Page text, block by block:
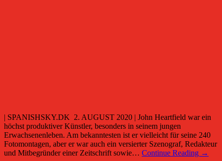
| SPANISHSKY.DK 2. AUGUST 2020 | John Heartfield war ein
höchst produktiver Künstler, besonders in seinem jungen
Erwachsenenleben. Am bekanntesten ist er vielleicht für seine 240
Fotomontagen, aber er war auch ein versierter Szenograf, Redakteur
und Mitbegründer einer Zeitschrift sowie… Continue Reading →